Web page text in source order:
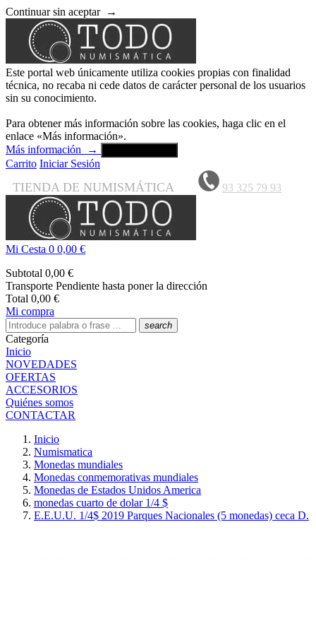
Continuar sin aceptar →
Este portal web únicamente utiliza cookies propias con finalidad
técnica, no recaba ni cede datos de carácter personal de los usuarios
sin su conocimiento.
Para obtener más información sobre las cookies, haga clic en el
enlace «Más información».
Más información
→
Carrito Iniciar Sesión
TIENDA DE NUMISMÁTICA 93 325 79 93
Mi Cesta 0 0,00 €
Subtotal 0,00 €
Transporte Pendiente hasta poner la dirección
Total 0,00 €
Mi compra
search
Categoría
Inicio
NOVEDADES
OFERTAS
ACCESORIOS
Quiénes somos
CONTACTAR
Inicio
Numismatica
Monedas mundiales
Monedas conmemorativas mundiales
Monedas de Estados Unidos America
monedas cuarto de dolar 1/4 $
E.E.U.U. 1/4$ 2019 Parques Nacionales (5 monedas) ceca D.